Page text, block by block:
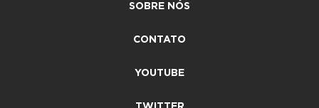
SOBRE NÓS
CONTATO
YOUTUBE